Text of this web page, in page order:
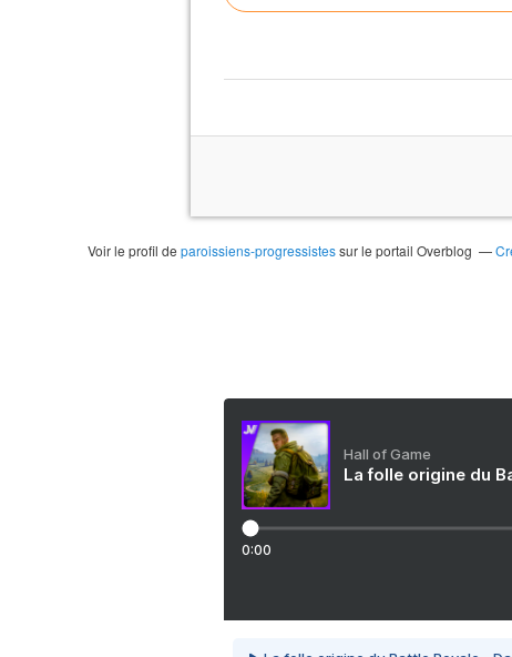
Voir le profil de paroissiens-progressistessur le portail Overblog
Hall of Game
La folle origine du
0:00